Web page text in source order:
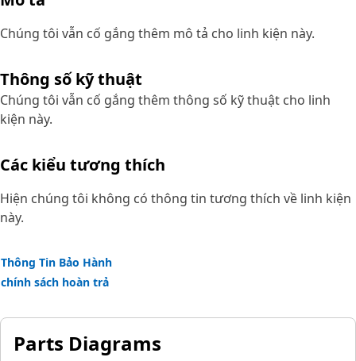
Chúng tôi vẫn cố gắng thêm mô tả cho linh kiện này.
Thông số kỹ thuật
Chúng tôi vẫn cố gắng thêm thông số kỹ thuật cho linh
kiện này.
Các kiểu tương thích
Hiện chúng tôi không có thông tin tương thích về linh kiện
này.
Thông Tin Bảo Hành
chính sách hoàn trả
Parts Diagrams